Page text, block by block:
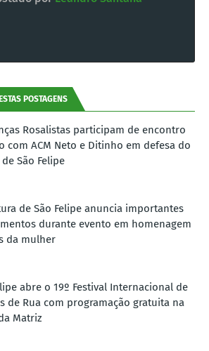
POSTAGENS
Rosalistas participam de encontro
com ACM Neto e Ditinho em defesa do
São Felipe
de São Felipe anuncia importantes
durante evento em homenagem
da mulher
abre o 19º Festival Internacional de
de Rua com programação gratuita na
Matriz